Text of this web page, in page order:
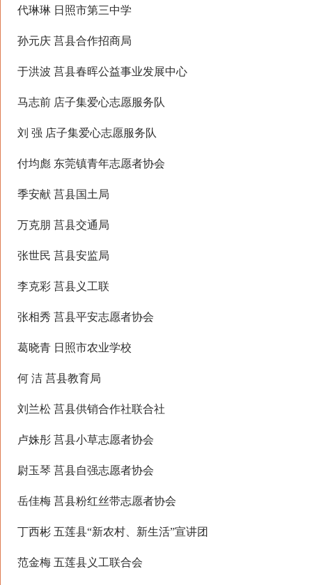
代琳琳 日照市第三中学
孙元庆 莒县合作招商局
于洪波 莒县春晖公益事业发展中心
马志前 店子集爱心志愿服务队
刘 强 店子集爱心志愿服务队
付均彪 东莞镇青年志愿者协会
季安献 莒县国土局
万克朋 莒县交通局
张世民 莒县安监局
李克彩 莒县义工联
张相秀 莒县平安志愿者协会
葛晓青 日照市农业学校
何 洁 莒县教育局
刘兰松 莒县供销合作社联合社
卢姝彤 莒县小草志愿者协会
尉玉琴 莒县自强志愿者协会
岳佳梅 莒县粉红丝带志愿者协会
丁西彬 五莲县“新农村、新生活”宣讲团
范金梅 五莲县义工联合会